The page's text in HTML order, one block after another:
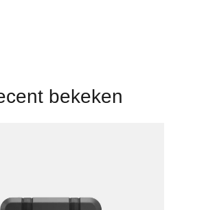
bekeken